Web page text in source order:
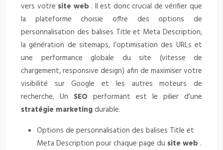
vers votre site web . Il est donc crucial de vérifier que
la plateforme choisie offre des options de
personnalisation des balises Title et Meta Description,
la génération de sitemaps, l’optimisation des URLs et
une performance globale du site (vitesse de
chargement, responsive design) afin de maximiser votre
visibilité sur Google et les autres moteurs de
recherche. Un SEO performant est le pilier d’une
stratégie marketingdurable.
Options de personnalisation des balises Title et
Meta Description pour chaque page du site web .